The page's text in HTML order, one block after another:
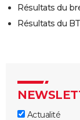
Résultats du
Résultats du
Actualité